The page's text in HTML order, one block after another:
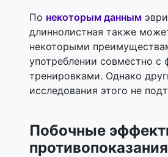
По некоторым данным
длиннолистная также
некоторыми
употреблении совместно с
тренировками. Однако
исследования этого не
Побочные
противопоказания